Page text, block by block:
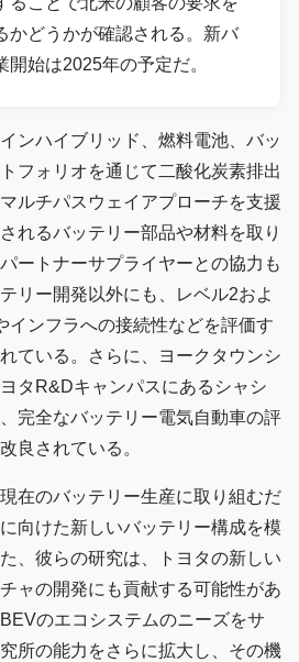
かどうかが確認される。新バ
開始は2025年の予定だ。
ンハイブリッド、燃料電池、バッ
フォリオを通じて二酸化炭素排出
ルチパスウェイアプローチを支援
れるバッテリー部品や材料を取り
ートナーサプライヤーとの協力も
リー開発以外にも、レベル2およ
インフラへの接続性などを評価す
ている。さらに、ヨークタウンシ
タR&Dキャンパスにあるシャシ
完全なバッテリー電気自動車の評
良されている。
在のバッテリー生産に取り組むだ
向けた新しいバッテリー構成を模
、彼らの研究は、トヨタの新しい
ャの開発にも貢献する可能性があ
のエコシステムのニーズをサ
所の能力をさらに拡大し、その機